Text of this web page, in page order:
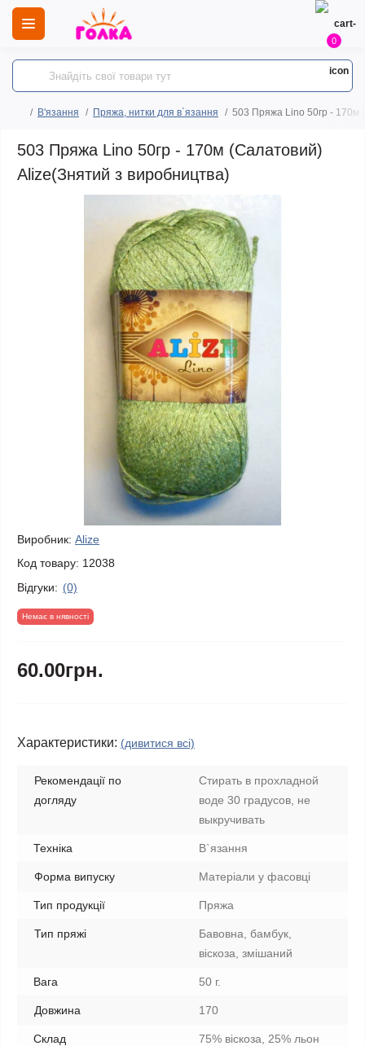
0
В'язання Пряжа, нитки для в`язання 503 Пряжа Lino 50гр - 170м
503 Пряжа Lino 50гр - 170м (Салатовий)
Alize(Знятий з виробництва)
Виробник: Alize
Код товару: 12038
Відгуки: (0)
Немає в нявності
60.00грн.
Характеристики: (дивитися всі)
Рекомендації по
догляду
Стирать в прохладной
воде 30 градусов, не
выкручивать
Техніка В`язання
Форма випуску Матеріали у фасовці
Тип продукції Пряжа
Тип пряжі
Бавовна, бамбук,
віскоза, змішаний
Вага 50 г.
Довжина 170
Склад 75% віскоза, 25% льон